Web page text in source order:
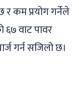
र कम प्रयोग गर्नेले
६७ वाट पावर
गर्न सजिलो छ।